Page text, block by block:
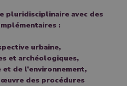
pluridisciplinaire avec des
:
urbaine,
et archéologiques,
de l’environnement,
des procédures